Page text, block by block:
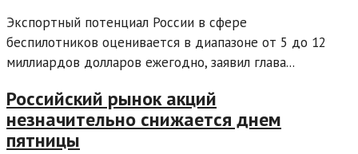
Экспортный потенциал России в сфере
беспилотников оценивается в диапазоне от 5 до 12
миллиардов долларов ежегодно, заявил глава...
Российский рынок акций
незначительно снижается днем
пятницы